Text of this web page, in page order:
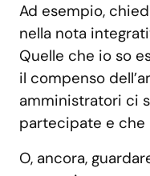
Ad esempio,
nella nota
Quelle che io so
il compenso
amministratori ci
partecipate e che
O, ancora,